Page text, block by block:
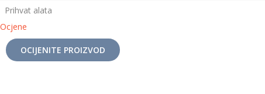
Prihvat alata
Ocjene
OCIJENITE PROIZVOD